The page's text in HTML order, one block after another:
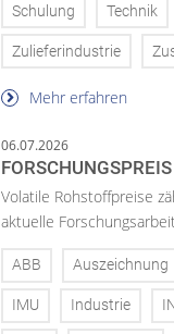
Schulung Technik
Zulieferindustrie
Mehr erfahren
06.07.2026
Volatile Rohstoffpreise
aktuelle
ABB Auszeichnung
IMU Industrie